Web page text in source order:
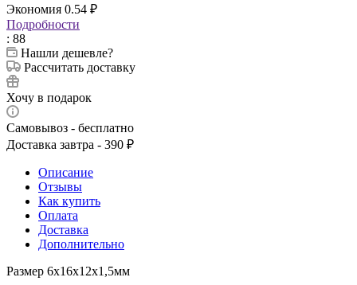
Экономия 0.54 ₽
Подробности
: 88
Нашли дешевле?
Рассчитать доставку
Хочу в подарок
Самовывоз - бесплатно
Доставка завтра - 390 ₽
Описание
Отзывы
Как купить
Оплата
Доставка
Дополнительно
Размер 6х16х12х1,5мм